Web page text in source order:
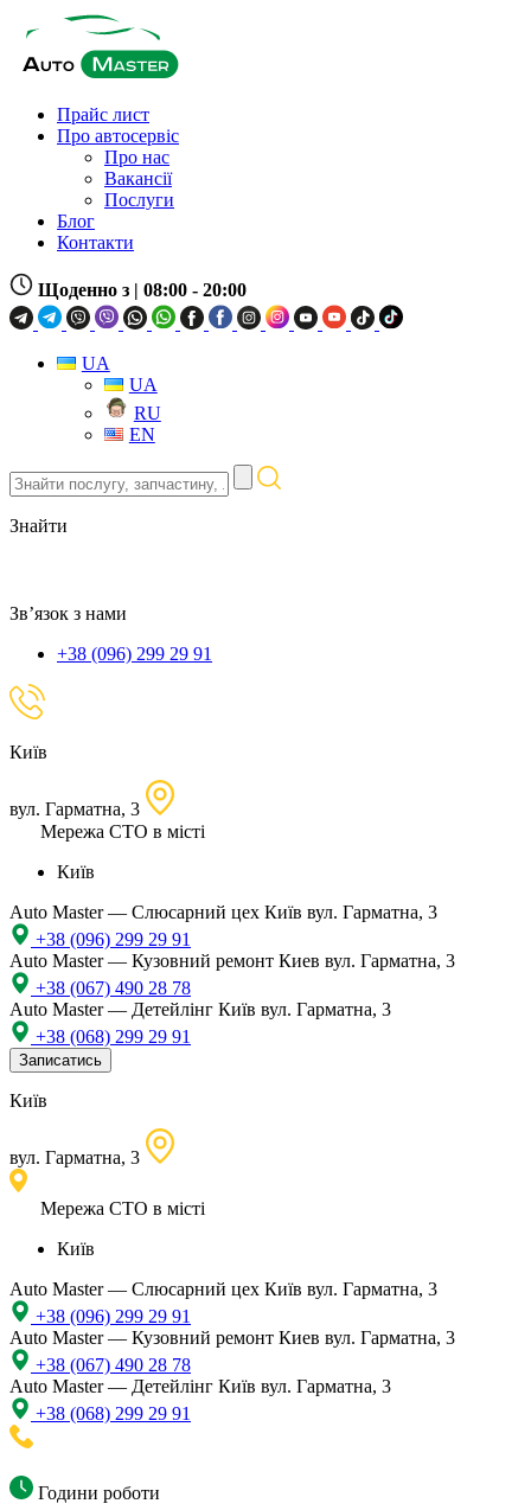
Прайс лист
Про автосервіс
Про нас
Вакансії
Послуги
Блог
Контакти
Щоденно з | 08:00 - 20:00
UA
UA
RU
EN
Знайти
послугу,
запчастину,
локацію
Знайти
Зв’язок з нами
+38 (096) 299 29 91
Київ
вул. Гарматна, 3
Мережа СТО в місті
Київ
Auto Master — Слюсарний цех Київ вул. Гарматна, 3
+38 (096) 299 29 91
Auto Master — Кузовний ремонт Киев вул. Гарматна, 3
+38 (067) 490 28 78
Auto Master — Детейлінг Київ вул. Гарматна, 3
+38 (068) 299 29 91
Записатись
Київ
вул. Гарматна, 3
Мережа СТО в місті
Київ
Auto Master — Слюсарний цех Київ вул. Гарматна, 3
+38 (096) 299 29 91
Auto Master — Кузовний ремонт Киев вул. Гарматна, 3
+38 (067) 490 28 78
Auto Master — Детейлінг Київ вул. Гарматна, 3
+38 (068) 299 29 91
Години роботи